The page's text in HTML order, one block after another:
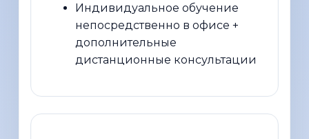
Индивидуальное обучение
непосредственно в офисе +
дополнительные
дистанционные консультации